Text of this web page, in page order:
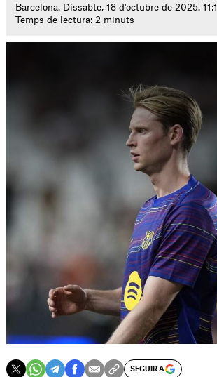
Barcelona. Dissabte, 18 d'octubre de 2025.
Temps de lectura: 2 minuts
SEGUIR A